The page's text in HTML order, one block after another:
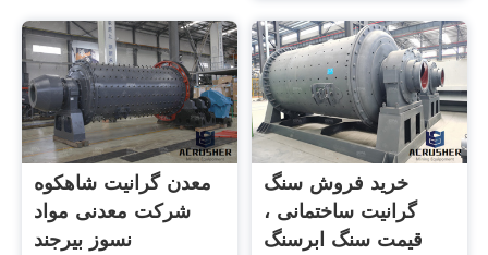
معدن گرانیت شاهکوه
شرکت معدنی مواد
نسوز بیرجند
خرید فروش سنگ
گرانیت ساختمانی ،
قیمت سنگ ابرسنگ